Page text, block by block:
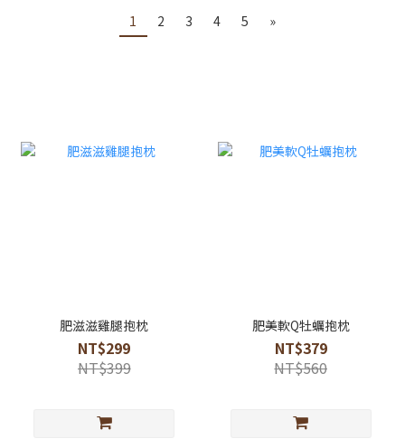
1 2 3 4 5 »
肥滋滋雞腿抱枕
NT$299
NT$399
肥美軟Q牡蠣抱枕
NT$379
NT$560